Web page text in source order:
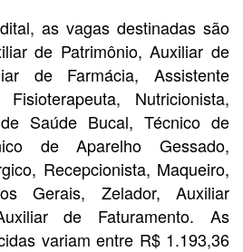
as vagas destinadas são
de Patrimônio, Auxiliar de
de Farmácia, Assistente
Nutricionista,
Saúde Bucal, Técnico de
de Aparelho Gessado,
Recepcionista, Maqueiro,
Gerais, Zelador, Auxiliar
de Faturamento. As
variam entre R$ 1.193,36